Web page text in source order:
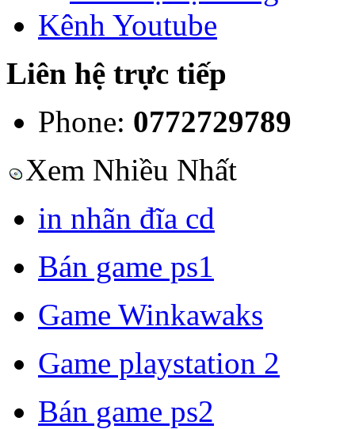
Kênh Youtube
Liên hệ trực tiếp
Phone: 0772729789
Xem Nhiều Nhất
in nhãn đĩa cd
Bán game ps1
Game Winkawaks
Game playstation 2
Bán game ps2